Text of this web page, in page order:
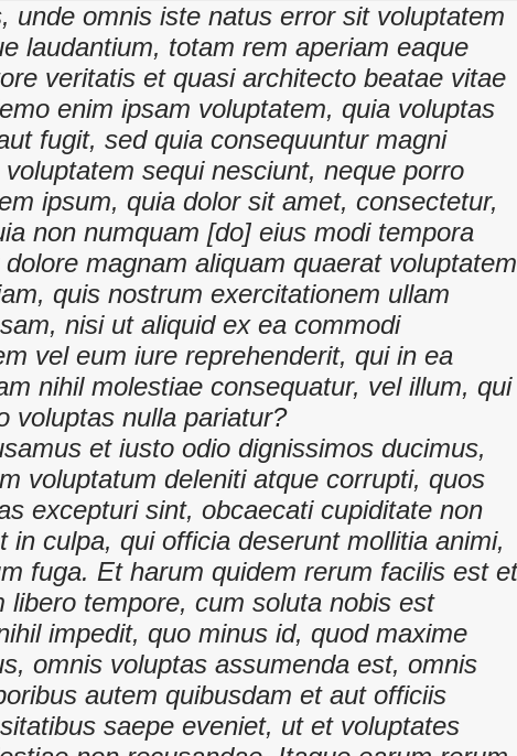
unde omnis iste natus error sit voluptatem
laudantium, totam rem aperiam eaque
veritatis et quasi architecto beatae vitae
enim ipsam voluptatem, quia voluptas
fugit, sed quia consequuntur magni
sequi nesciunt, neque porro
ipsum, quia dolor sit amet, consectetur,
non numquam [do] eius modi tempora
magnam aliquam quaerat
quis nostrum exercitationem ullam
nisi ut aliquid ex ea commodi
vel eum iure reprehenderit, qui in ea
nihil molestiae consequatur, vel illum, qui
voluptas nulla pariatur?
et iusto odio dignissimos ducimus,
voluptatum deleniti atque corrupti, quos
excepturi sint, obcaecati cupiditate non
in culpa, qui officia deserunt mollitia animi,
fuga. Et harum quidem rerum facilis est et
libero tempore, cum soluta nobis est
impedit, quo minus id, quod maxime
omnis voluptas assumenda est, omnis
autem quibusdam et aut officiis
saepe eveniet, ut et voluptates